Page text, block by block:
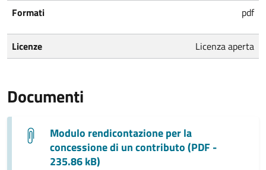
Formati
pdf
Licenze Licenza aperta
Documenti
Modulo rendicontazione per la
concessione di un contributo (PDF -
235.86 kB)